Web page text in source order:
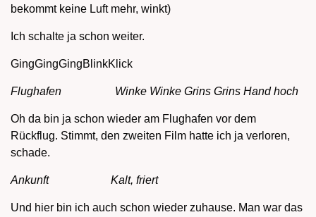
bekommt keine Luft mehr, winkt)
Ich schalte ja schon weiter.
GingGingGingBlinkKlick
Flughafen Winke Winke Grins Grins Hand hoch
Oh da bin ja schon wieder am Flughafen vor dem
Rückflug. Stimmt, den zweiten Film hatte ich ja verloren,
schade.
Ankunft Kalt, friert
Und hier bin ich auch schon wieder zuhause. Man war das